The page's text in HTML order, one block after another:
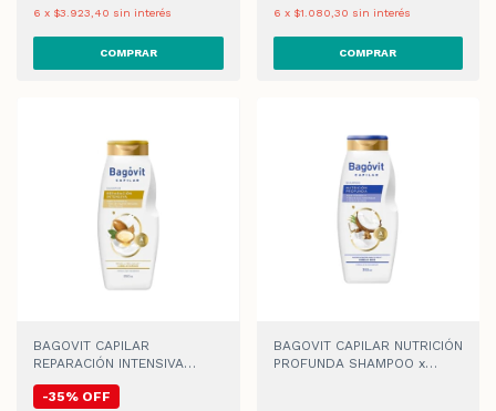
6 x $3.923,40 sin interés 6 x $1.080,30 sin interés
BAGOVIT CAPILAR
REPARACIÓN INTENSIVA
-35% OFF
BAGOVIT CAPILAR NUTRICIÓN
PROFUNDA SHAMPOO x